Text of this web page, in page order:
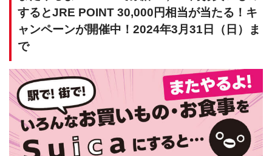
するとJRE POINT 30,000円相当が当たる！キ
ャンペーンが開催中！2024年3月31日（日）ま
で